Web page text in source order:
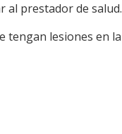
al prestador de salud.
tengan lesiones en la